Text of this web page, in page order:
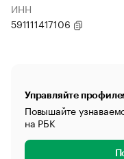
ИНН
591111417106
Управляйте
Повышайте
на РБК